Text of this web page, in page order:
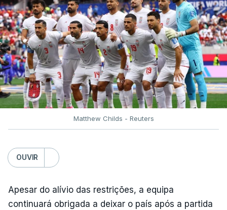
Matthew Childs - Reuters
OUVIR
Apesar do alívio das restrições, a equipa
continuará obrigada a deixar o país após a partida